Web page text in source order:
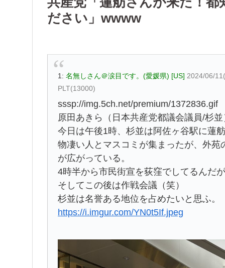
ださい」wwww
1: 名無しさん＠涙目です。(愛媛県) [US] 2024/06/
PLT(13000)
sssp://img.5ch.net/premium/1372836.gif
原田あきら（日本共産党都議会議員/杉
今日は午後1時、杉並は阿佐ヶ谷駅に蓮
物凄い人とマスコミが集まったが、外
が広がっている。
4時半から市民街宣を荻窪でしてるんだ
そしてこの後は作戦会議（笑）
杉並は名誉ある地位を占めたいと思ふ。
https://i.imgur.com/YN0t5If.jpeg